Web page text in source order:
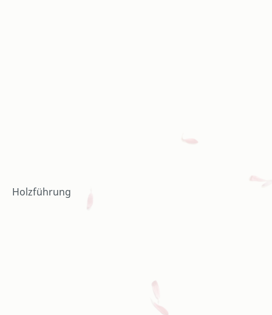
Holzführung